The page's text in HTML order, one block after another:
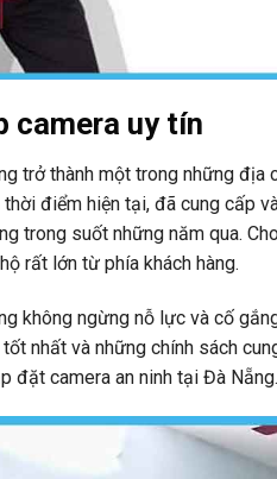
camera uy tín
trở thành một trong những
điểm hiện tại, đã cung cấp
trong suốt những năm qua.
rất lớn từ phía khách hàng.
không ngừng nỗ lực và cố
nhất và những chính sách
đặt camera an ninh tại Đà Nẵng.